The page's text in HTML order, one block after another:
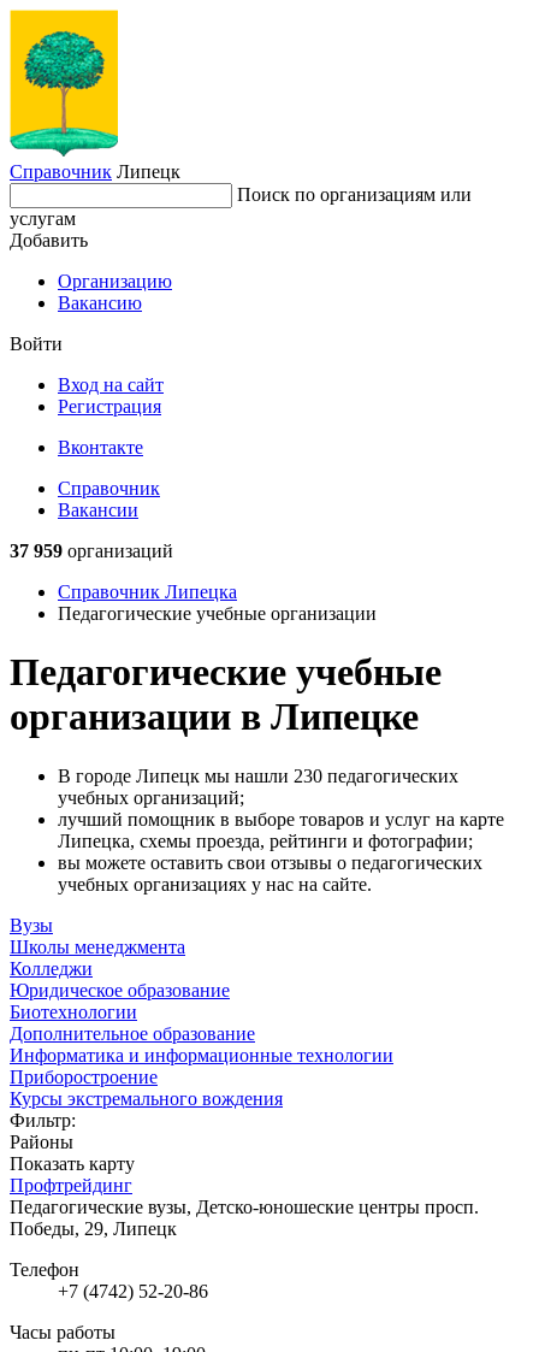
Справочник Липецк
Поиск по организациям или
услугам
Добавить
Организацию
Вакансию
Войти
Вход на сайт
Регистрация
Вконтакте
Справочник
Вакансии
37 959 организаций
Справочник Липецка
Педагогические учебные организации
Педагогические учебные
организации в Липецке
В городе Липецк мы нашли 230 педагогических
учебных организаций;
лучший помощник в выборе товаров и услуг на карте
Липецка, схемы проезда, рейтинги и фотографии;
вы можете оставить свои отзывы о педагогических
учебных организациях у нас на сайте.
Вузы
Школы менеджмента
Колледжи
Юридическое образование
Биотехнологии
Дополнительное образование
Информатика и информационные технологии
Приборостроение
Курсы экстремального вождения
Фильтр:
Районы
Показать карту
Профтрейдинг
Педагогические вузы, Детско-юношеские центры просп.
Победы, 29, Липецк
Телефон
+7 (4742) 52-20-86
Часы работы